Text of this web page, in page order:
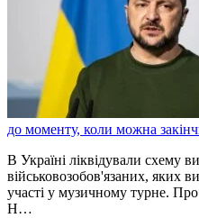
до моменту, коли можна
В Україні ліквідували схему
військовозобов'язаних, яких
участі у музичному турне.
Н…